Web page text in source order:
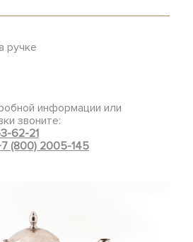
ручке
информации или
звоните:
62-21
(800) 2005-145